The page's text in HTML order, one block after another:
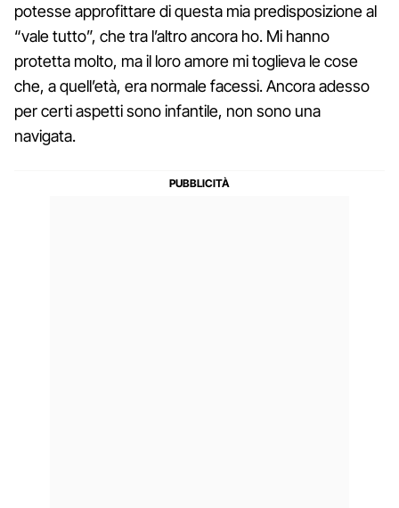
potesse approfittare di questa mia predisposizione al
“vale tutto”, che tra l’altro ancora ho. Mi hanno
protetta molto, ma il loro amore mi toglieva le cose
che, a quell’età, era normale facessi. Ancora adesso
per certi aspetti sono infantile, non sono una
navigata.